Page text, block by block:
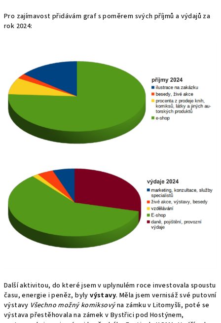
Pro zajímavost přidávám graf s poměrem svých příjmů a výdajů za
rok 2024:
Další aktivitou, do které jsem v uplynulém roce investovala spoustu
času, energie i peněz, bylyvýstavy. Měla jsem vernisáž své putovní
výstavy Všechno možný komiksovýna zámku v Litomyšli, poté se
výstava přestěhovala na zámek v Bystřici pod Hostýnem,